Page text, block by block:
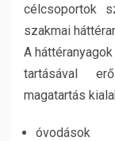
célcsoportok
szakmai
A
tartásával
magatartás
óvodások